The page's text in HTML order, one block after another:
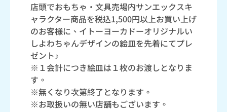
店頭でおもちゃ・文具売場内サンエックスキ
ャラクター商品を税込1,500円以上お買い上げ
のお客様に、イトーヨーカドーオリジナルい
しよわちゃんデザインの絵皿を先着にてプレ
ゼント♪
※１会計につき絵皿は１枚のお渡しとなりま
す。
※無くなり次第終了となります。
※お取扱いの無い店舗もございます。